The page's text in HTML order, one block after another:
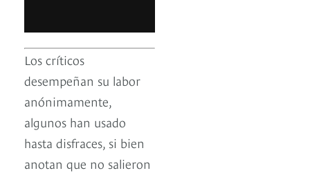
Los críticos
desempeñan su labor
anónimamente,
algunos han usado
hasta disfraces, si bien
anotan que no salieron